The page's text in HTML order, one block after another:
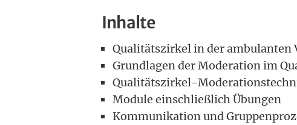
Inhalte
Qualitätszirkel in der ambulanten
Grundlagen der Moderation im
Qualitätszirkel-
Module einschließlich Übungen
Kommunikation und